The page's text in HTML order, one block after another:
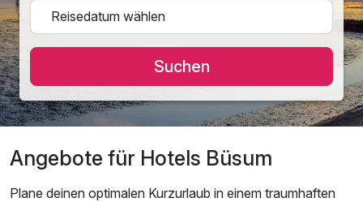
Suchen
Angebote für Hotels Büsum
Plane deinen optimalen Kurzurlaub in einem traumhaften